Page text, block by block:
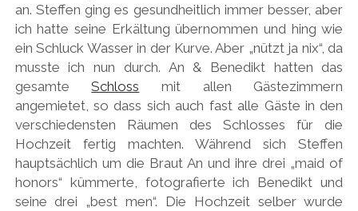
an. Steffen ging es gesundheitlich immer besser, aber
ich hatte seine Erkältung übernommen und hing wie
ein Schluck Wasser in der Kurve. Aber „nützt ja nix“, da
musste ich nun durch. An & Benedikt hatten das
gesamteSchloss mit allen Gästezimmern
angemietet, so dass sich auch fast alle Gäste in den
verschiedensten Räumen des Schlosses für die
Hochzeit fertig machten. Während sich Steffen
hauptsächlich um die Braut An und ihre drei „maid of
honors“ kümmerte, fotografierte ich Benedikt und
seine drei „best men“. Die Hochzeit selber wurde